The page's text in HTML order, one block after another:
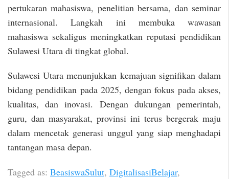
pertukaran mahasiswa, penelitian bersama, dan seminar
internasional. Langkah ini membuka wawasan
mahasiswa sekaligus meningkatkan reputasi pendidikan
Sulawesi Utara di tingkat global.
Sulawesi Utara menunjukkan kemajuan signifikan dalam
bidang pendidikan pada 2025, dengan fokus pada akses,
kualitas, dan inovasi. Dengan dukungan pemerintah,
guru, dan masyarakat, provinsi ini terus bergerak maju
dalam mencetak generasi unggul yang siap menghadapi
tantangan masa depan.
Tagged as: BeasiswaSulut, DigitalisasiBelajar,